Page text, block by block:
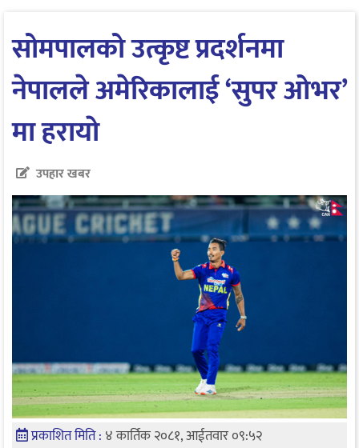
सोमपालको उत्कृष्ट प्रदर्शनमा
नेपालले अमेरिकालाई ‘सुपर ओभर’
मा हरायाे
उपहार खबर
प्रकाशित मिति : ४ कार्तिक २०८१, आईतवार ०९:५२